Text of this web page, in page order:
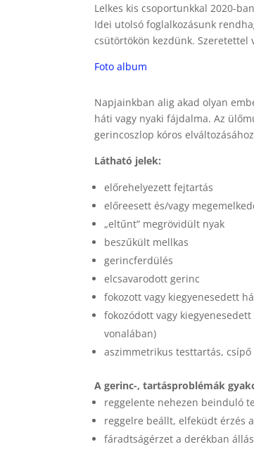
Lelkes kis csoportunkkal 2020-
Idei utolsó foglalkozásunk
csütörtökön kezdünk.
Foto album
Napjainkban alig akad olyan
háti vagy nyaki fájdalma. Az
gerincoszlop kóros
Látható jelek:
előrehelyezett fejtartás
előreesett és/vagy
„eltűnt” megrövidült nyak
beszűkült mellkas
gerincferdülés
elcsavarodott gerinc
fokozott vagy kiegyenesedett
fokozódott vagy
vonalában)
aszimmetrikus testtartás,
A gerinc-, tartásproblémák
reggelente nehezen beinduló
reggelre beállt, elfeküdt érzés
fáradtságérzet a derékban